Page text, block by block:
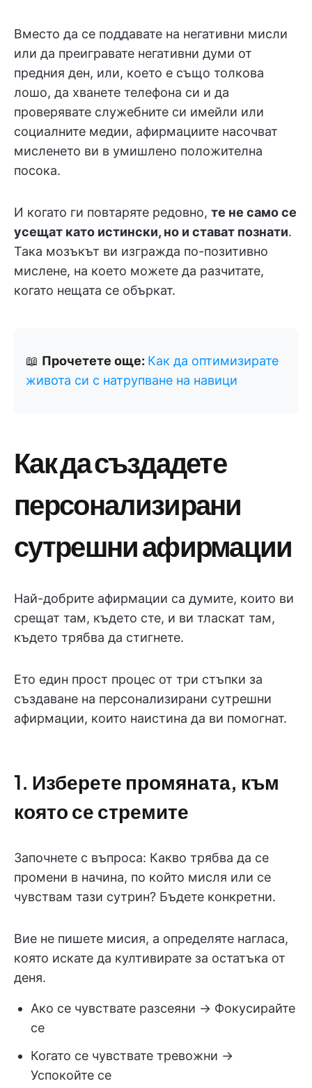
Вместо да се поддавате на негативни мисли
или да преигравате негативни думи от
предния ден, или, което е също толкова
лошо, да хванете телефона си и да
проверявате служебните си имейли или
социалните медии, афирмациите насочват
мисленето ви в умишлено положителна
посока.
И когато ги повтаряте редовно, те не само се
усещат като истински, но и стават познати.
Така мозъкът ви изгражда по-позитивно
мислене, на което можете да разчитате,
когато нещата се объркат.
📖 Прочетете още: Как да оптимизирате
живота си с натрупване на навици
Как да създадете
персонализирани
сутрешни афирмации
Най-добрите афирмации са думите, които ви
срещат там, където сте, и ви тласкат там,
където трябва да стигнете.
Ето един прост процес от три стъпки за
създаване на персонализирани сутрешни
афирмации, които наистина да ви помогнат.
1. Изберете промяната, към
която се стремите
Започнете с въпроса: Какво трябва да се
промени в начина, по който мисля или се
чувствам тази сутрин? Бъдете конкретни.
Вие не пишете мисия, а определяте нагласа,
която искате да култивирате за остатъка от
деня.
Ако се чувствате разсеяни → Фокусирайте
се
Когато се чувствате тревожни →
Успокойте се